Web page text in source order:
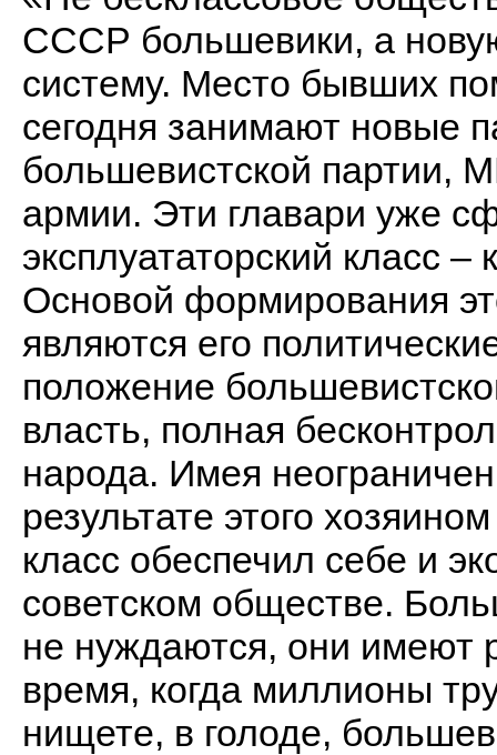
СССР большевики, а
систему. Место бывших
сегодня занимают новые
большевистской партии,
армии. Эти главари уже
эксплуататорский класс
Основой формирования
являются его
положение
власть, полная
народа. Имея
результате этого
класс обеспечил себе и
советском обществе.
не нуждаются, они имеют
время, когда миллионы
нищете, в голоде,